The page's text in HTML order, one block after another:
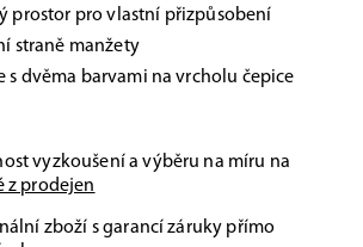
prostor pro vlastní přizpůsobení
straně manžety
s dvěma barvami na vrcholu čepice
vyzkoušení a výběru na míru na
z prodejen
zboží s garancí záruky přímo